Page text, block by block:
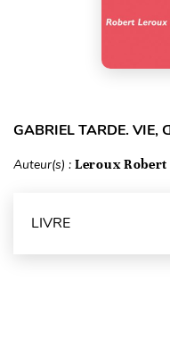
GABRIEL TARDE. VIE,
Auteur(s) : Leroux Robert
LIVRE